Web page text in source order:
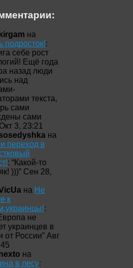
kirgam на
подросток!:
себе рост
Ещё года
назад люди
над
текста,
сами
сами
Окт 3, 23:21
на
переход в
: “Какой-то
)))” Сен 28,
на Не
к
:
не
украинцев в
от России” Авг
на
в лесу: